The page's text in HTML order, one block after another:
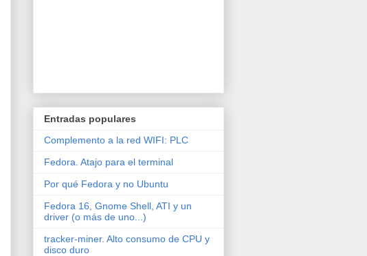
Entradas populares
Complemento a la red WIFI: PLC
Fedora. Atajo para el terminal
Por qué Fedora y no Ubuntu
Fedora 16, Gnome Shell, ATI y un
driver (o más de uno...)
tracker-miner. Alto consumo de CPU y
disco duro